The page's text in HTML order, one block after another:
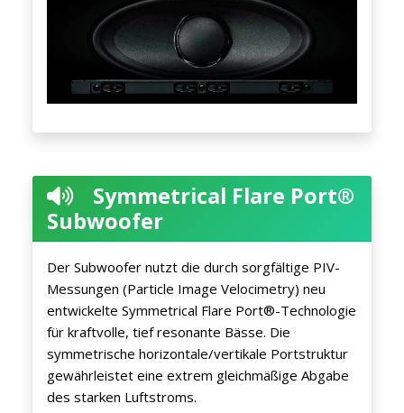
Symmetrical Flare Port®
Subwoofer
Der Subwoofer nutzt die durch sorgfältige PIV-
Messungen (Particle Image Velocimetry) neu
entwickelte Symmetrical Flare Port®-Technologie
für kraftvolle, tief resonante Bässe. Die
symmetrische horizontale/vertikale Portstruktur
gewährleistet eine extrem gleichmäßige Abgabe
des starken Luftstroms.